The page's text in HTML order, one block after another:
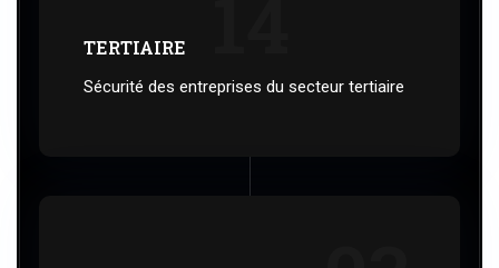
TERTIAIRE
Sécurité des entreprises du secteur tertiaire